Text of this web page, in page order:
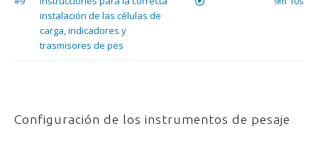
instalación de las células de
carga, indicadores y
trasmisores de pes
Configuración de los instrumentos de pesaje